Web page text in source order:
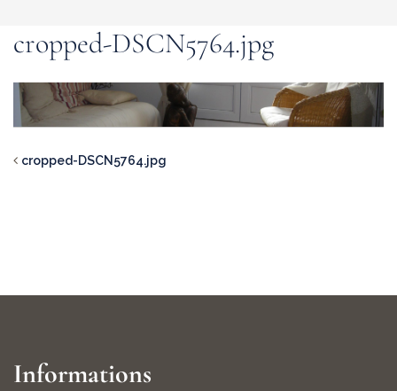
cropped-DSCN5764.jpg
cropped-DSCN5764.jpg
Informations